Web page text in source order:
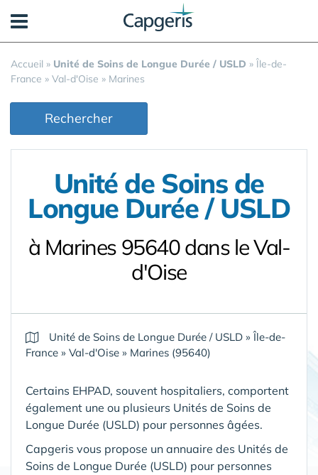
Accueil » Unité de Soins de Longue Durée / USLD » Île-de-
France » Val-d'Oise » Marines
Rechercher
Unité de Soins de
Longue Durée / USLD
à Marines 95640 dans le Val-
d'Oise
Unité de Soins de Longue Durée / USLD »Île-de-
France » Val-d'Oise » Marines (95640)
Certains EHPAD, souvent hospitaliers, comportent
également une ou plusieurs Unités de Soins de
Longue Durée (USLD) pour personnes âgées.
Capgeris vous propose un annuaire des Unités de
Soins de Longue Durée (USLD) pour personnes